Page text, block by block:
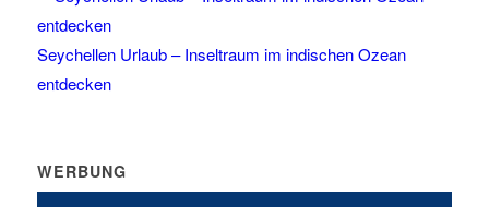
Seychellen Urlaub – Inseltraum im indischen Ozean
entdecken
WERBUNG